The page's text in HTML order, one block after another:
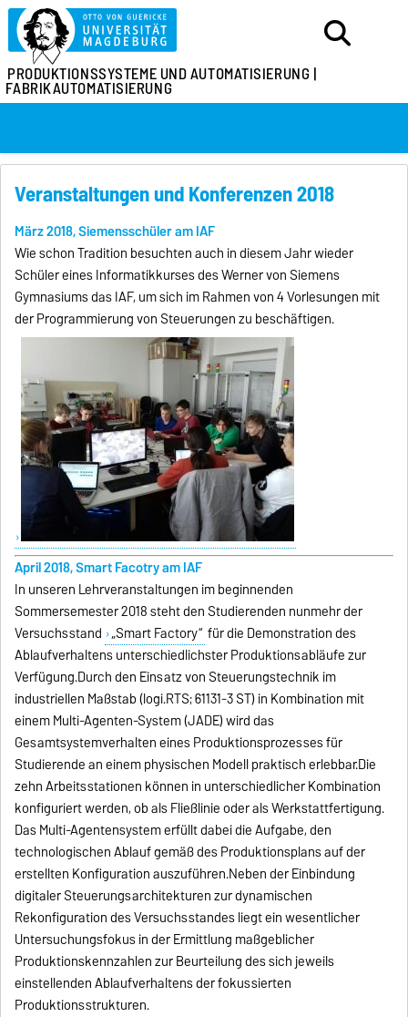
PRODUKTIONSSYSTEMEUND AUTOMATISIERUNG |
FABRIKAUTOMATISIERUNG
Veranstaltungen und Konferenzen 2018
März 2018, Siemensschüler am IAF
Wie schon Tradition besuchten auch in diesem Jahr wieder
Schüler eines Informatikkurses des Werner von Siemens
Gymnasiums das IAF, um sich im Rahmen von 4 Vorlesungen mit
der Programmierung von Steuerungen zu beschäftigen.
April 2018, Smart Facotry am IAF
In unseren Lehrveranstaltungen im beginnenden
Sommersemester 2018 steht den Studierenden nunmehr der
Versuchsstand „Smart Factory“ für die Demonstration des
Ablaufverhaltens unterschiedlichster Produktionsabläufe zur
Verfügung.Durch den Einsatz von Steuerungstechnik im
industriellen Maßstab (logi.RTS; 61131-3 ST) in Kombination mit
einem Multi-Agenten-System (JADE) wird das
Gesamtsystemverhalten eines Produktionsprozesses für
Studierende an einem physischen Modell praktischerlebbar.Die
zehn Arbeitsstationen können in unterschiedlicher Kombination
konfiguriert werden, ob als Fließlinie oder als Werkstattfertigung.
Das Multi-Agentensystem erfüllt dabei die Aufgabe, den
technologischen Ablauf gemäß des Produktionsplans auf der
erstellten Konfiguration auszuführen.Neben der Einbindung
digitaler Steuerungsarchitekturen zur dynamischen
Rekonfiguration des Versuchsstandes liegt ein wesentlicher
Untersuchungsfokus in der Ermittlung maßgeblicher
Produktionskennzahlen zur Beurteilung des sich jeweils
einstellenden Ablaufverhaltens der fokussierten
Produktionsstrukturen.